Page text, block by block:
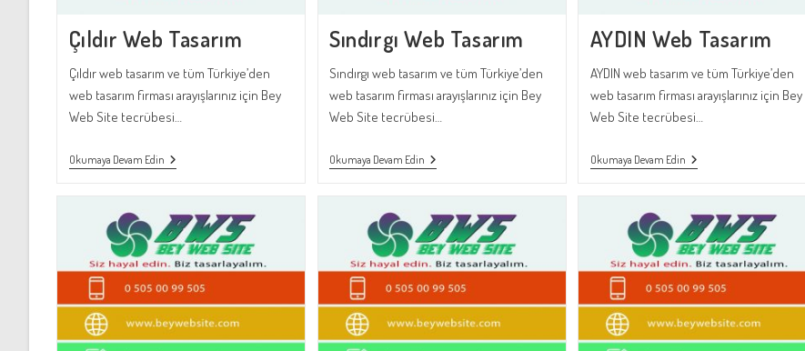
Çıldır Web Tasarım
Çıldır web tasarım ve tüm Türkiye’den
web tasarım firması arayışlarınız için Bey
Web Site tecrübesi…
Okumaya Devam EdinÇıldır
Web
Sındırgı Web Tasarım
Sındırgı web tasarım ve tüm Türkiye’den
web tasarım firması arayışlarınız için Bey
Web Site tecrübesi…
Okumaya Devam Edin Sındırgı
Web
AYDIN Web Tasarım
AYDIN web tasarım ve tüm Türkiye’den
web tasarım firması arayışlarınız için Bey
Web Site tecrübesi…
Okumaya Devam EdinAYDIN
Web